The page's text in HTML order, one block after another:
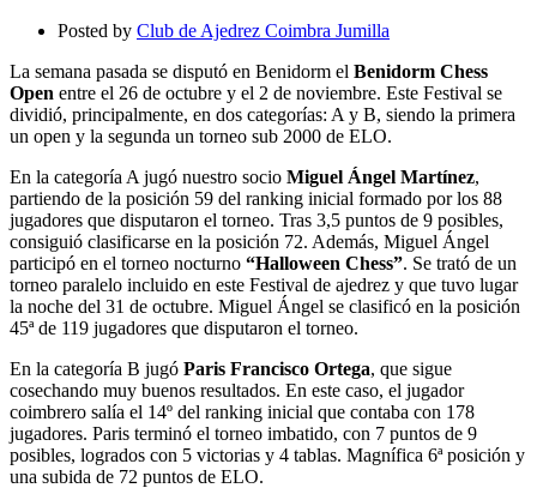
Posted by Club de Ajedrez Coimbra Jumilla
La semana pasada se disputó en Benidorm el Benidorm Chess
Open entre el 26 de octubre y el 2 de noviembre. Este Festival se
dividió, principalmente, en dos categorías: A y B, siendo la primera
un open y la segunda un torneo sub 2000 de ELO.
En la categoría A jugó nuestro socio Miguel Ángel Martínez,
partiendo de la posición 59 del ranking inicial formado por los 88
jugadores que disputaron el torneo. Tras 3,5 puntos de 9 posibles,
consiguió clasificarse en la posición 72. Además, Miguel Ángel
participó en el torneo nocturno “Halloween Chess”. Se trató de un
torneo paralelo incluido en este Festival de ajedrez y que tuvo lugar
la noche del 31 de octubre. Miguel Ángel se clasificó en la posición
45ª de 119 jugadores que disputaron el torneo.
En la categoría B jugó Paris Francisco Ortega, que sigue
cosechando muy buenos resultados. En este caso, el jugador
coimbrero salía el 14º del ranking inicial que contaba con 178
jugadores. Paris terminó el torneo imbatido, con 7 puntos de 9
posibles, logrados con 5 victorias y 4 tablas. Magnífica 6ª posición y
una subida de 72 puntos de ELO.